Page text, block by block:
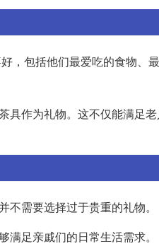
，包括他们最爱吃的食物、
具作为礼物。这不仅能满足老
需要选择过于贵重的礼物。
足亲戚们的日常生活需求。